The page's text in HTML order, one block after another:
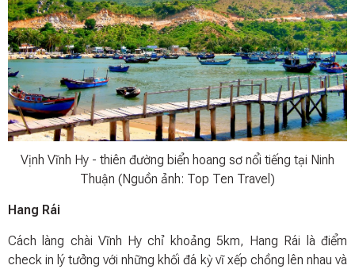
Vịnh Vĩnh Hy - thiên đường biển hoang sơ nổi tiếng tại Ninh
Thuận (Nguồn ảnh: Top Ten Travel)
Hang Rái
Cách làng chài Vĩnh Hy chỉ khoảng 5km, Hang Rái là điểm
check in lý tưởng với những khối đá kỳ vĩ xếp chồng lên nhau và